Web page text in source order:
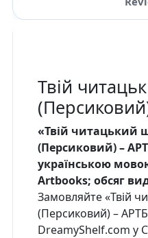
Твій
«Твій читацький
(Персиковий) –
українською
Artbooks; обсяг
Замовляйте «Твій
(Персиковий) –
DreamyShelf.com у